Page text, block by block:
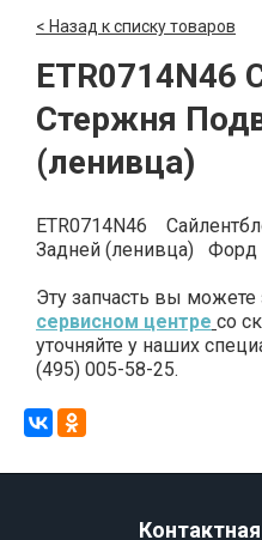
< Назад к списку товаров
ETR0714N46
Стержня
(ленивца)
ETR0714N46
Задней (ленивца) Форд
Эту запчасть вы
сервисном центре со
уточняйте у наших
(495) 005-58-25.